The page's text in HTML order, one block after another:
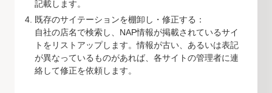
記載します。
既存のサイテーションを棚卸し・修正する：
自社の店名で検索し、NAP情報が掲載されているサイ
トをリストアップします。情報が古い、あるいは表記
が異なっているものがあれば、各サイトの管理者に連
絡して修正を依頼します。